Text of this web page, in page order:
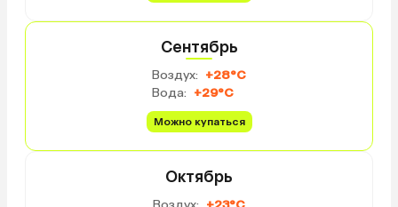
Сентябрь
Воздух: +28°C
Вода: +29°C
Можно купаться
Октябрь